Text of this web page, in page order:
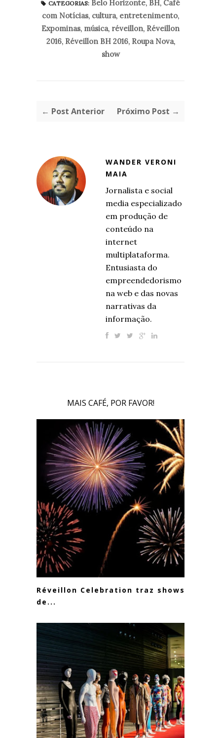
CATEGORIAS: Belo Horizonte, BH, Café
com Notícias, cultura, entretenimento,
Expominas, música, réveillon, Réveillon
2016, Réveillon BH 2016, Roupa Nova,
show
← Post Anterior Próximo Post →
WANDER VERONI
MAIA
Jornalista e social
media especializado
em produção de
conteúdo na
internet
multiplataforma.
Entusiasta do
empreendedorismo
na web e das novas
narrativas da
informação.
MAIS CAFÉ, POR FAVOR!
Réveillon Celebration traz shows
de...